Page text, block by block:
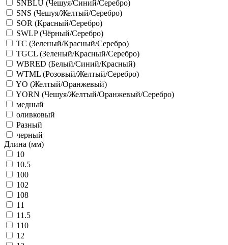
SNBLU (Чешуя/Синий/Серебро)
SNS (Чешуя/Желтый/Серебро)
SOR (Красный/Серебро)
SWLP (Чёрный/Серебро)
TC (Зеленый/Красный/Серебро)
TGCL (Зеленый/Красный/Серебро)
WBRED (Белый/Синий/Красный)
WTML (Розовый/Желтый/Серебро)
YO (Желтый/Оранжевый)
YORN (Чешуя/Желтый/Оранжевый/Серебро)
медный
оливковый
Разный
черный
Длина (мм)
10
10.5
100
102
108
11
11.5
110
12